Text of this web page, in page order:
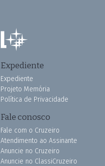
Expediente
Expediente
Projeto Memória
Política de Privacidade
Fale conosco
Fale com o Cruzeiro
Atendimento ao Assinante
Anuncie no Cruzeiro
Anuncie no ClassiCruzeiro